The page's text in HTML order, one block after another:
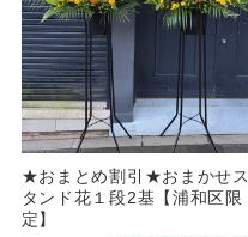
★おまとめ割引★おまかせス
タンド花１段2基【浦和区限
定】